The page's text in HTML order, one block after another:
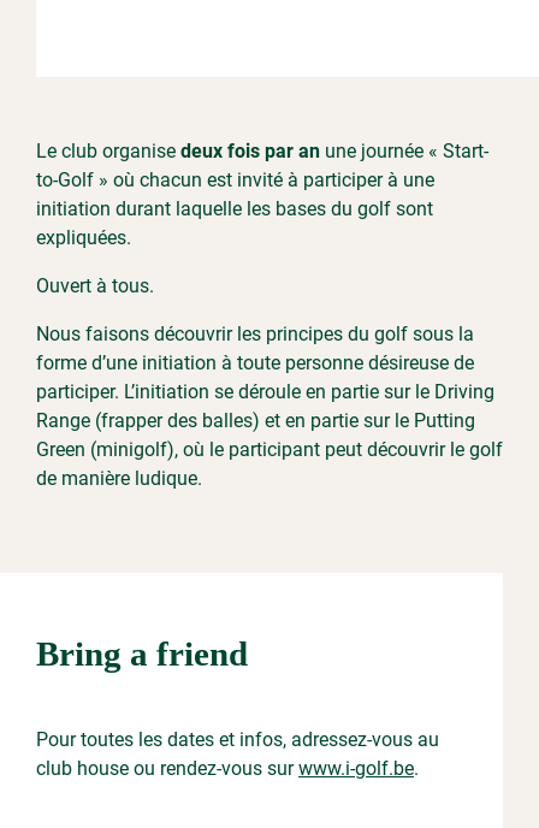
Le club organise deux fois par an une journée « Start-
to-Golf » où chacun est invité à participer à une
initiation durant laquelle les bases du golf sont
expliquées.
Ouvert à tous.
Nous faisons découvrir les principes du golf sous la
forme d’une initiation à toute personne désireuse de
participer. L’initiation se déroule en partie sur le Driving
Range (frapper des balles) et en partie sur le Putting
Green (minigolf), où le participant peut découvrir le golf
de manière ludique.
Bring a friend
Pour toutes les dates et infos, adressez-vous au
club house ou rendez-vous surwww.i-golf.be.